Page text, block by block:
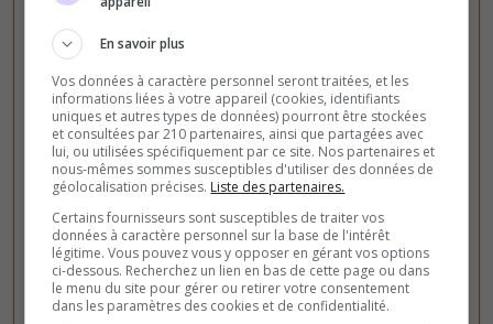
Arene Contrôle territorial FIVEM Fun
GTA V
Roleplay
RP vocal
ElyriaFA
ElyriaFa / Lore inédit / du jamais vue sur GTARP !
Mapping, Import, job police/ems full immersif !
Gang/Illégal inédit ! Mission HÉLICOPTÈRE !!
0
votes
86
clics
En savoir plus
Vos données à caractère personnel seront traitées, et les
informations liées à votre appareil (cookies, identifiants
uniques et autres types de données) pourront être stockées
et consultées par 210 partenaires, ainsi que partagées avec
lui, ou utilisées spécifiquement par ce site. Nos partenaires et
nous-mêmes sommes susceptibles d'utiliser des données de
géolocalisation précises. Liste des partenaires.
Certains fournisseurs sont susceptibles de traiter vos
données à caractère personnel sur la base de l'intérêt
légitime. Vous pouvez vous y opposer en gérant vos options
ci-dessous. Recherchez un lien en bas de cette page ou dans
le menu du site pour gérer ou retirer votre consentement
dans les paramètres des cookies et de confidentialité.